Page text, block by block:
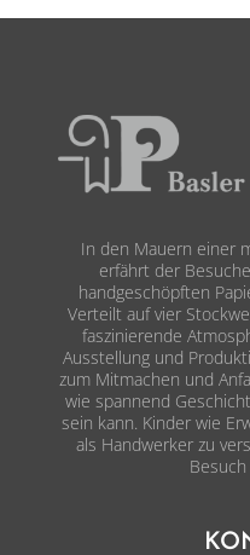
In den Mauern einer
erfährt der
handgeschöpften
Verteilt auf vier
faszinierende
Ausstellung und
zum Mitmachen und
wie spannend
sein kann. Kinder wie
als Handwerker zu